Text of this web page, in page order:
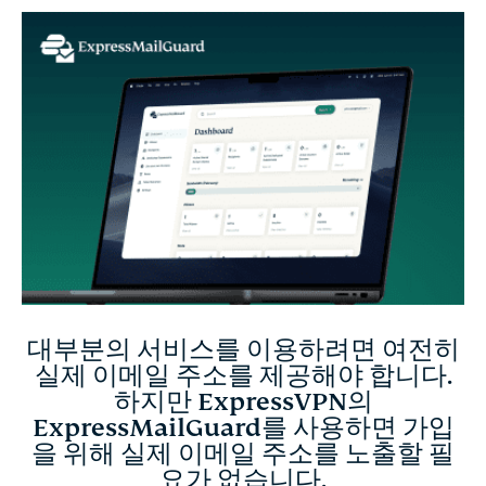
이메일용 VPN 역할을 하는 ExpressMailGuard
ExpressMailGuard 이용 방법
새로운 일상: 하나의 실제 주소, 여러 별칭
대부분의 서비스를 이용하려면 여전히
실제 이메일 주소를 제공해야 합니다.
하지만 ExpressVPN의
ExpressMailGuard를 사용하면 가입
을 위해 실제 이메일 주소를 노출할 필